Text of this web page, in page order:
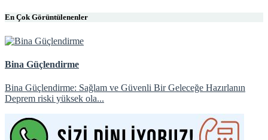
En Çok Görüntülenenler
Bina Güçlendirme
Bina Güçlendirme: Sağlam ve Güvenli Bir Geleceğe Hazırlanın
Deprem riski yüksek ola...